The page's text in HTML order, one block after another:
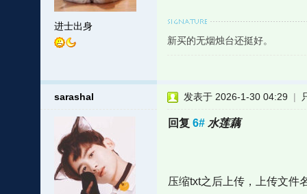
进士出身
新买的无烟烛台还挺好。
sarashal 发表于 2026-1-30 04:29 |
回复 6# 水莲藕
压缩txt之后上传，上传文件